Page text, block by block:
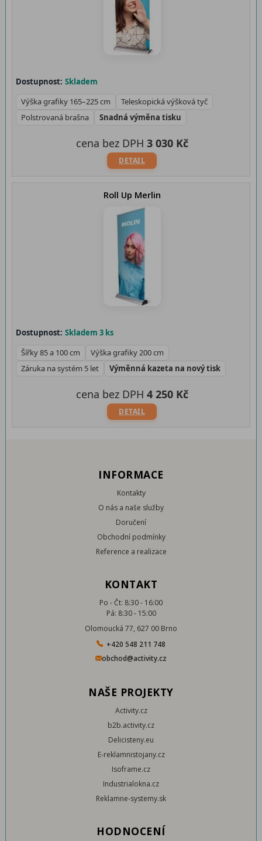
Dostupnost: Skladem
Výška grafiky 165–225 cm
Teleskopická výšková tyč
Polstrovaná brašna
Snadná výměna tisku
DETAIL
cena bez DPH 3 030 Kč
Roll Up Merlin
Dostupnost: Skladem 3 ks
Šířky 85 a 100 cm
Výška grafiky 200 cm
Záruka na systém 5 let
Výměnná kazeta na nový tisk
DETAIL
cena bez DPH 4 250 Kč
INFORMACE
Kontakty
O nás a naše služby
Doručení
Obchodní podmínky
Reference a realizace
KONTAKT
Po - Čt: 8:30 - 16:00
Pá: 8:30 - 15:00
Olomoucká 77, 627 00 Brno
+420 548 211 748
obchod@activity.cz
NAŠE PROJEKTY
Activity.cz
b2b.activity.cz
Delicisteny.eu
E-reklamnistojany.cz
Isoframe.cz
Industrialokna.cz
Reklamne-systemy.sk
HODNOCENÍ